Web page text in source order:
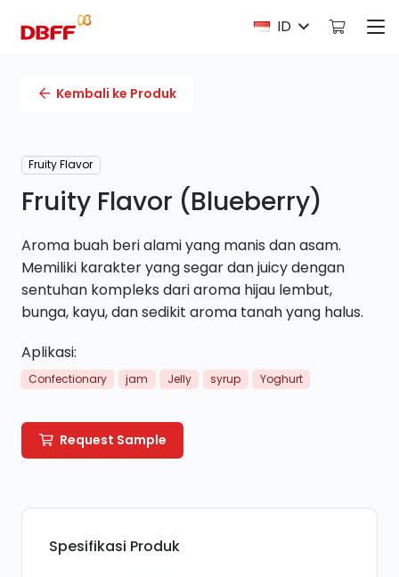
ID
Kembali ke Produk
Fruity Flavor
Fruity Flavor (Blueberry)
Aroma buah beri alami yang manis dan asam.
Memiliki karakter yang segar dan juicy dengan
sentuhan kompleks dari aroma hijau lembut,
bunga, kayu, dan sedikit aroma tanah yang halus.
Aplikasi:
Confectionary jam Jelly syrup Yoghurt
Request Sample
Spesifikasi Produk